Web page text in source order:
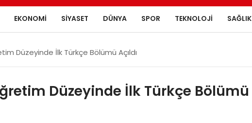
EKONOMI SIYASET DÜNYA SPOR TEKNOLOJI SAĞLIK
Düzeyinde İlk Türkçe Bölümü Açıldı
Düzeyinde İlk Türkçe Bölümü